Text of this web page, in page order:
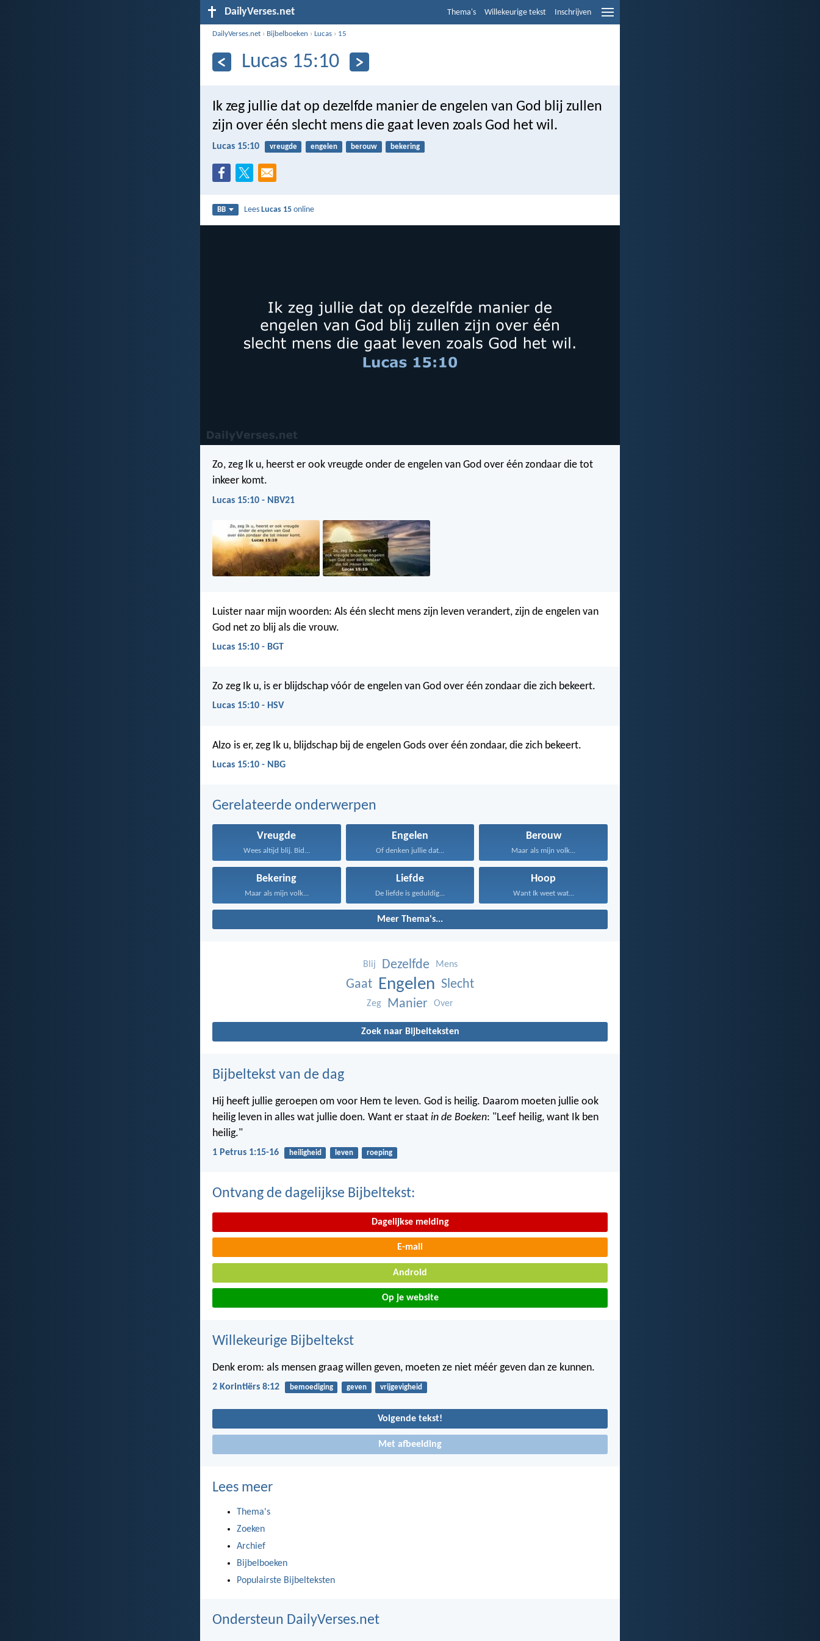
DailyVerses.net Thema's Willekeurige tekst Inschrijven
DailyVerses.net › Bijbelboeken ›Lucas › 15
Lucas 15:10
Ik zeg jullie dat op dezelfde manier de engelen van God blij zullen
zijn over één slecht mens die gaat leven zoals God het wil.
Lucas 15:10 vreugde engelen berouw bekering
BB LeesLucas 15 online
Zo, zeg Ik u, heerst er ook vreugde onder de engelen van God over één zondaar die tot
inkeer komt.
Lucas 15:10 - NBV21
Luister naar mijn woorden: Als één slecht mens zijn leven verandert, zijn de engelen van
God net zo blij als die vrouw.
Lucas 15:10 - BGT
Zo zeg Ik u, is er blijdschap vóór de engelen van God over één zondaar die zich bekeert.
Lucas 15:10 - HSV
Alzo is er, zeg Ik u, blijdschap bij de engelen Gods over één zondaar, die zich bekeert.
Lucas 15:10 - NBG
Gerelateerde onderwerpen
Vreugde
Wees altijd blij. Bid...
Engelen
Of denken jullie dat...
Berouw
Maar als mijn volk...
Bekering
Maar als mijn volk...
Liefde
De liefde is geduldig...
Hoop
Want Ik weet wat...
Meer Thema's...
Blij Dezelfde Mens
Gaat Engelen Slecht
Zeg Manier Over
Zoek naar Bijbelteksten
Bijbeltekst van de dag
Hij heeft jullie geroepen om voor Hem te leven. God is heilig. Daarom moeten jullie ook
heilig leven in alles wat jullie doen. Want er staat in de Boeken: "Leef heilig, want Ik ben
heilig."
1 Petrus 1:15-16 heiligheid leven roeping
Ontvang de dagelijkse Bijbeltekst:
Dagelijkse melding
E-mail
Android
Op je website
Willekeurige Bijbeltekst
Denk erom: als mensen graag willen geven, moeten ze niet méér geven dan ze kunnen.
2 Korintiërs 8:12 bemoediging geven vrijgevigheid
Volgende tekst!
Met afbeelding
Lees meer
Thema's
Zoeken
Archief
Bijbelboeken
Populairste Bijbelteksten
Ondersteun DailyVerses.net